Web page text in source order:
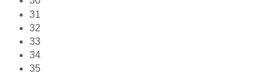
31
32
33
34
35